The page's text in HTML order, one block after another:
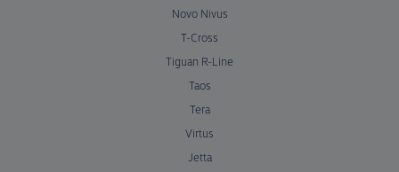
Novo Nivus
T-Cross
Tiguan R-Line
Taos
Tera
Virtus
Jetta